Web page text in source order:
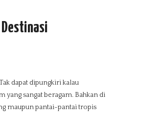
dapat dipungkiri kalau
sangat beragam. Bahkan di
maupun pantai-pantai tropis